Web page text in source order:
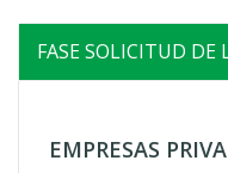
a
la
FASE SOLICITUD DE
EMPRESAS